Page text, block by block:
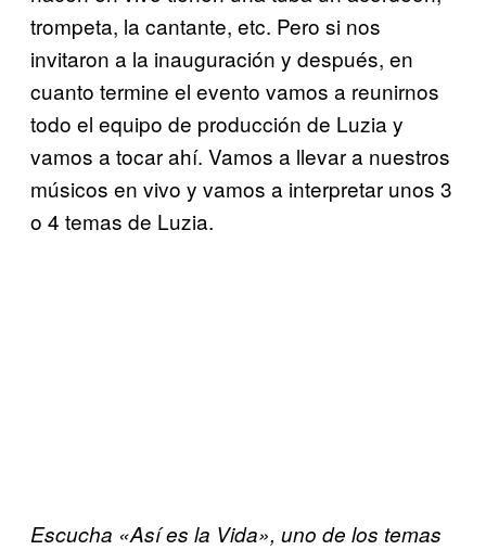
trompeta, la cantante, etc. Pero si nos
invitaron a la inauguración y después, en
cuanto termine el evento vamos a reunirnos
todo el equipo de producción de Luzia y
vamos a tocar ahí. Vamos a llevar a nuestros
músicos en vivo y vamos a interpretar unos 3
o 4 temas de Luzia.
Escucha «Así es la Vida», uno de los temas